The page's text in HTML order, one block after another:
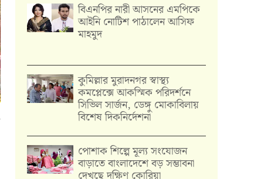
বিএনপির নারী আসনের এমপিকে
আইনি নোটিশ পাঠালেন আসিফ
মাহমুদ
কুমিল্লার মুরাদনগর স্বাস্থ্য
কমপ্লেক্সে আকস্মিক পরিদর্শনে
সিভিল সার্জন, ডেঙ্গু মোকাবিলায়
বিশেষ দিকনির্দেশনা
পোশাক শিল্পে মূল্য সংযোজন
বাড়াতে বাংলাদেশে বড় সম্ভাবনা